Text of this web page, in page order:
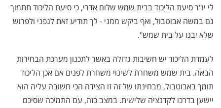
לי יו"ר סיעת הליכוד בבית שמש שלום אדרי, כי סיעת הליכוד תתמוך
גם במשה אבוטבול, ואף ביקש ממני - לך תודיע זאת לגפני ולפרוש
שלא יבנו על בית שמש".
לעמדת הליכוד יש חשיבות גדולה באשר לתכנון מערכת הבחירות
הבאה. בית שמש משחרת לשינוי משחרת לפנים אם אכן הליכוד
תומך באבוטבול, מבחינתו של זה זו הצידה הכי חשובה עליה הוא
יישען בדרכו לקדנציה שלישית. במצב כזה, עם התמיכה שסיכם